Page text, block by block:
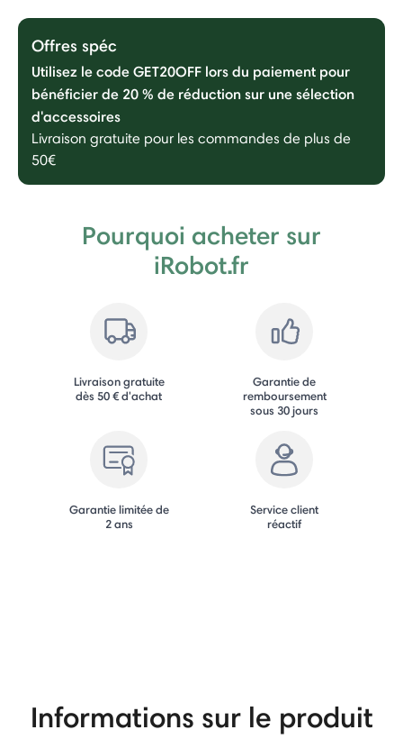
Offres spéc
Utilisez le code GET20OFF lors du paiement pour
bénéficier de 20 % de réduction sur une sélection
d'accessoires
Livraison gratuite pour les commandes de plus de
50€
Pourquoi acheter sur
iRobot.fr
Livraison gratuite
dès 50 € d'achat
Garantie de
remboursement
sous 30 jours
Garantie limitée de
2 ans
Service client
réactif
Informations sur le produit